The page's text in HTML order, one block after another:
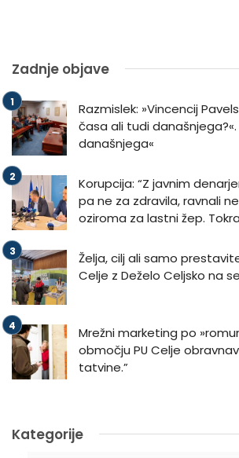
Zadnje objave
Razmislek: »Vincencij
časa ali tudi
današnjega«
Korupcija: “Z javnim
pa ne za zdravila, ravnali
oziroma za lastni žep.
Želja, cilj ali samo
Celje z Deželo Celjsko na
Mrežni marketing po
območju PU Celje
tatvine.”
Kategorije